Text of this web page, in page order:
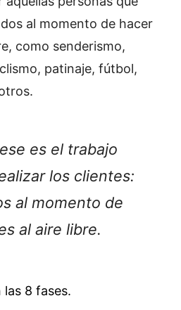
al momento de hacer
como senderismo,
patinaje, fútbol,
es el trabajo
los clientes:
al momento de
al aire libre.
8 fases.